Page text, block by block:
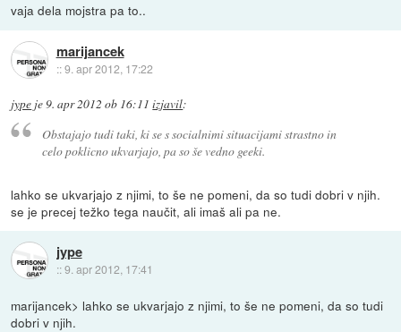
vaja dela mojstra pa to..
marijancek
::9. apr 2012, 17:22
jype je9. apr 2012 ob 16:11 izjavil:
Obstajajo tudi taki, ki se s socialnimi situacijami strastno in
celo poklicno ukvarjajo, pa so še vedno geeki.
lahko se ukvarjajo z njimi, to še ne pomeni, da so tudi dobri v njih.
se je precej težko tega naučit, ali imaš ali pa ne.
jype
::9. apr 2012, 17:41
marijancek> lahko se ukvarjajo z njimi, to še ne pomeni, da so tudi
dobri v njih.